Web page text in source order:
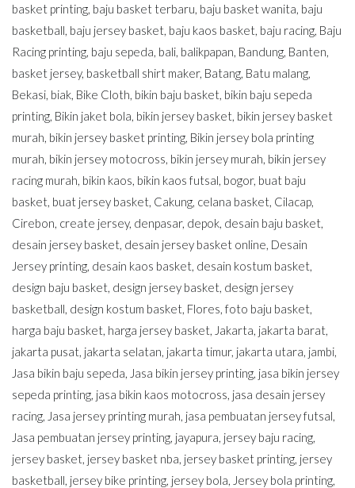
basket printing, baju basket terbaru, baju basket wanita, baju
basketball, baju jersey basket, baju kaos basket, baju racing, Baju
Racing printing, baju sepeda, bali, balikpapan, Bandung, Banten,
basket jersey, basketball shirt maker, Batang, Batu malang,
Bekasi, biak, Bike Cloth, bikin baju basket, bikin baju sepeda
printing, Bikin jaket bola, bikin jersey basket, bikin jersey basket
murah, bikin jersey basket printing, Bikin jersey bola printing
murah, bikin jersey motocross, bikin jersey murah, bikin jersey
racing murah, bikin kaos, bikin kaos futsal, bogor, buat baju
basket, buat jersey basket, Cakung, celana basket, Cilacap,
Cirebon, create jersey, denpasar, depok, desain baju basket,
desain jersey basket, desain jersey basket online, Desain
Jersey printing, desain kaos basket, desain kostum basket,
design baju basket, design jersey basket, design jersey
basketball, design kostum basket, Flores, foto baju basket,
harga baju basket, harga jersey basket, Jakarta, jakarta barat,
jakarta pusat, jakarta selatan, jakarta timur, jakarta utara, jambi,
Jasa bikin baju sepeda, Jasa bikin jersey printing, jasa bikin jersey
sepeda printing, jasa bikin kaos motocross, jasa desain jersey
racing, Jasa jersey printing murah, jasa pembuatan jersey futsal,
Jasa pembuatan jersey printing, jayapura, jersey baju racing,
jersey basket, jersey basket nba, jersey basket printing, jersey
basketball, jersey bike printing, jersey bola, Jersey bola printing,